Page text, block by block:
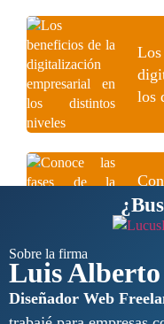
los
Sobre la firma
Luis
Diseñador Web